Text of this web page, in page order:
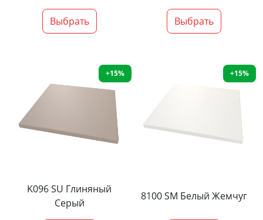
Выбрать Выбрать
+15%
K096 SU Глиняный
Серый
+15%
8100 SM Белый Жемчуг